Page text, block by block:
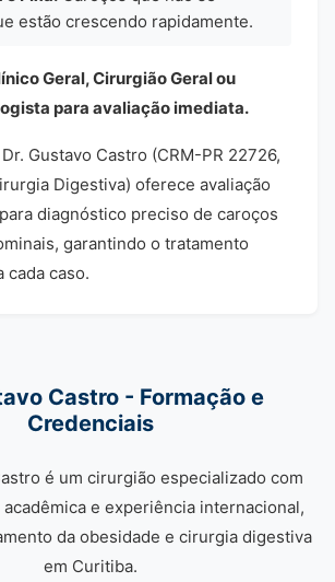
estão crescendo rapidamente.
Geral, Cirurgião Geral ou
para avaliação imediata.
Gustavo Castro (CRM-PR 22726,
Digestiva) oferece avaliação
diagnóstico preciso de caroços
garantindo o tratamento
cada caso.
Castro - Formação e
Credenciais
é um cirurgião especializado com
e experiência internacional,
da obesidade e cirurgia digestiva
em Curitiba.